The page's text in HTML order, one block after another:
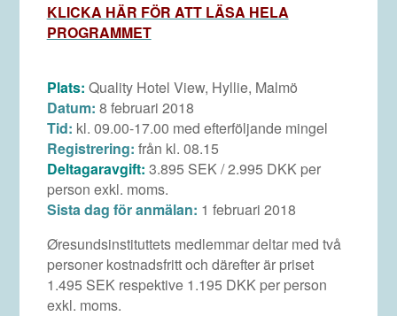
KLICKA HÄR FÖR ATT LÄSA HELA
PROGRAMMET
Plats: Quality Hotel View, Hyllie, Malmö
Datum: 8 februari 2018
Tid: kl. 09.00-17.00 med efterföljande mingel
Registrering: från kl. 08.15
Deltagaravgift: 3.895 SEK / 2.995 DKK per
person exkl. moms.
Sista dag för anmälan: 1 februari 2018
Øresundsinstituttets medlemmar deltar med två
personer kostnadsfritt och därefter är priset
1.495 SEK respektive 1.195 DKK per person
exkl. moms.